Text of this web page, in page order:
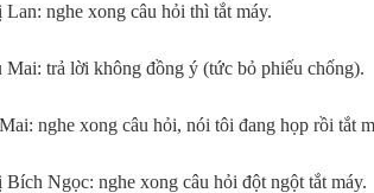
nghe xong câu hỏi thì tắt máy.
trả lời không đồng ý (tức bỏ phiếu chống).
nghe xong câu hỏi, nói tôi đang họp rồi tắt
Ngọc: nghe xong câu hỏi đột ngột tắt máy.